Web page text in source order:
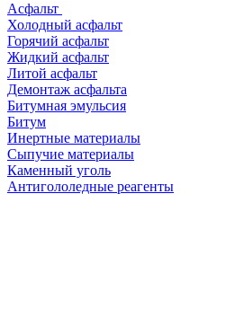
Асфальт
Холодный асфальт
Горячий асфальт
Жидкий асфальт
Литой асфальт
Демонтаж асфальта
Битумная эмульсия
Битум
Инертные материалы
Сыпучие материалы
Каменный уголь
Антигололедные реагенты